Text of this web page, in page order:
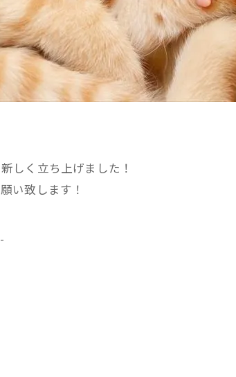
しく立ち上げました！
い致します！